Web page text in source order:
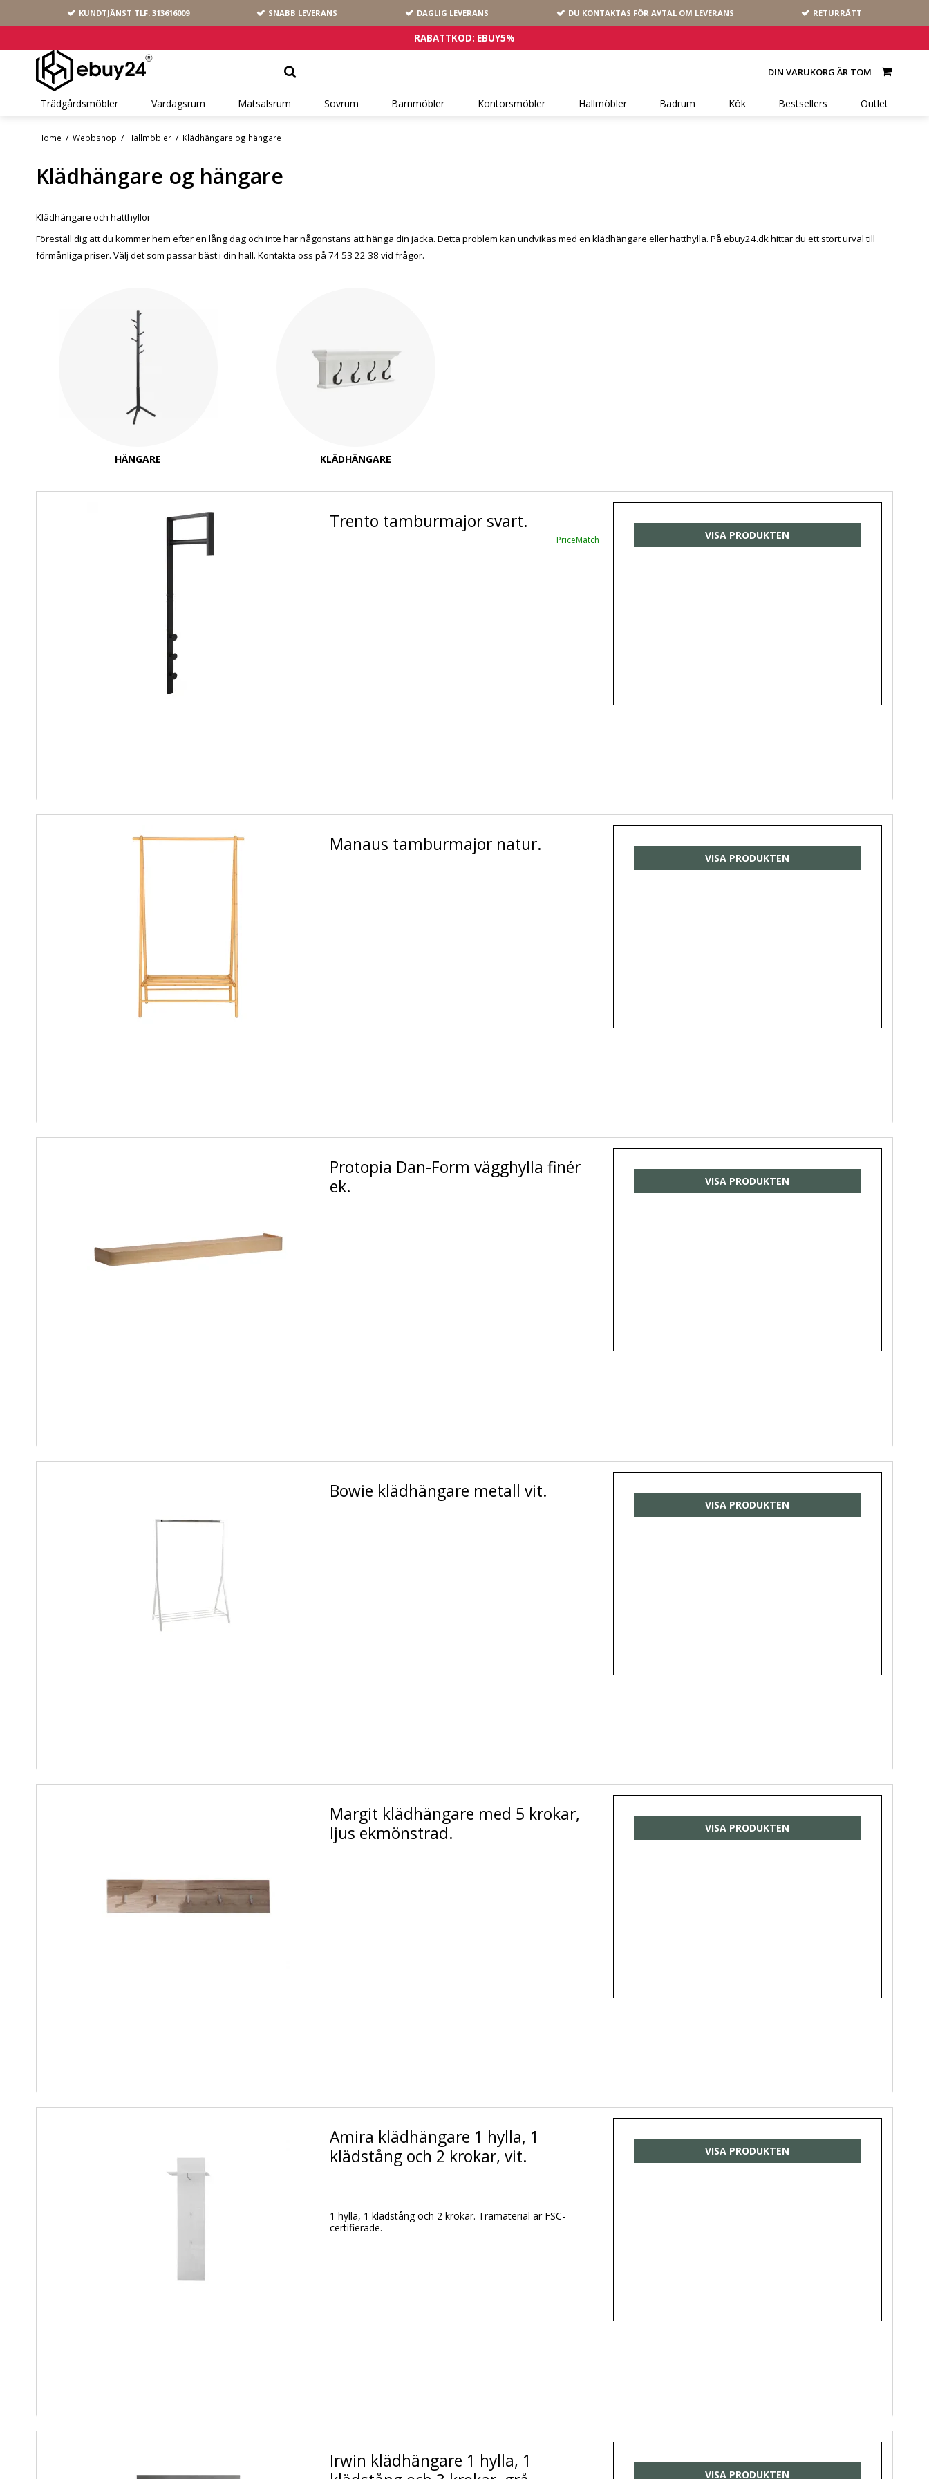
KUNDTJÄNST TLF. 313616009 SNABB LEVERANS DAGLIG LEVERANS DU KONTAKTAS FÖR AVTAL OM LEVERANS RETURRÄTT
RABATTKOD: EBUY5%
DIN VARUKORG ÄR TOM
Trädgårdsmöbler Vardagsrum Matsalsrum Sovrum Barnmöbler Kontorsmöbler Hallmöbler Badrum Kök Bestsellers Outlet
Home / Webbshop / Hallmöbler / Klädhängare og hängare
Klädhängare og hängare
Klädhängare och hatthyllor
Föreställ dig att du kommer hem efter en lång dag och inte har någonstans att hänga din jacka. Detta problem kan undvikas med en klädhängare eller hatthylla. På ebuy24.dk hittar du ett stort urval till
förmånliga priser. Välj det som passar bäst i din hall. Kontakta oss på 74 53 22 38 vid frågor.
HÄNGARE KLÄDHÄNGARE
Trento tamburmajor svart.
PriceMatch VISA PRODUKTEN
Manaus tamburmajor natur.
VISA PRODUKTEN
Protopia Dan-Form vägghylla finér
ek.
VISA PRODUKTEN
Bowie klädhängare metall vit.
VISA PRODUKTEN
Margit klädhängare med 5 krokar,
ljus ekmönstrad.
VISA PRODUKTEN
Amira klädhängare 1 hylla, 1
klädstång och 2 krokar, vit.
1 hylla, 1 klädstång och 2 krokar. Trämaterial är FSC-
certifierade.
VISA PRODUKTEN
Irwin klädhängare 1 hylla, 1
VISA PRODUKTEN